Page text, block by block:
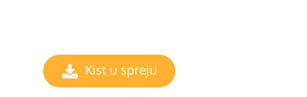
Kist u spreju